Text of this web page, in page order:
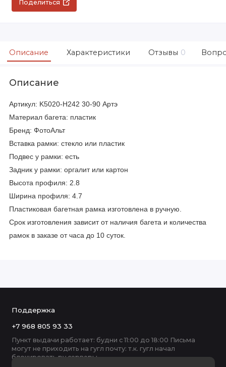
Поделиться
Описание Характеристики Отзывы 0
Описание
Артикул: K5020-H242 30-90 Артэ
Материал багета: пластик
Бренд: ФотоАльт
Вставка рамки: стекло или пластик
Подвес у рамки: есть
Задник у рамки: оргалит или картон
Высота профиля: 2.8
Ширина профиля: 4.7
Пластиковая багетная рамка изготовлена в ручную.
Срок изготовления зависит от наличия багета и количества
рамок в заказе от часа до 10 суток.
Поддержка
+7 968 805 93 33
Пункт выдачи работает: будни с 11:00 до 18:00 Письма
могут не приходить на гугл почту: т.к. гугл начал
блокировать ру серверы